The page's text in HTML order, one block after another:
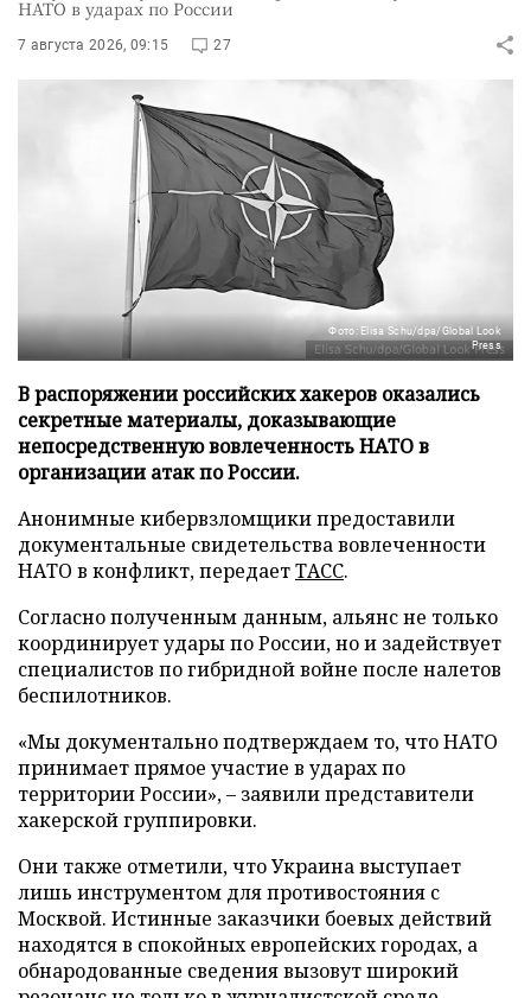
НАТО в ударах по России
7 августа 2026, 09:15 27
Фото: Elisa Schu/dpa/Global Look
Press
В распоряжении российских хакеров оказались
секретные материалы, доказывающие
непосредственную вовлеченность НАТО в
организации атак по России.
Анонимные кибервзломщики предоставили
документальные свидетельства вовлеченности
НАТО в конфликт, передаетТАСС.
Согласно полученным данным, альянс не только
координирует удары по России, но и задействует
специалистов по гибридной войне после налетов
беспилотников.
«Мы документально подтверждаем то, что НАТО
принимает прямое участие в ударах по
территории России», – заявили представители
хакерской группировки.
Они также отметили, что Украина выступает
лишь инструментом для противостояния с
Москвой. Истинные заказчики боевых действий
находятся в спокойных европейских городах, а
обнародованные сведения вызовут широкий